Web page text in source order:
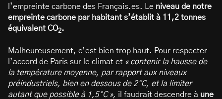
l’empreinte carbone des Français.es. Le niveau de notre
empreinte carbone par habitant s’établit à 11,2 tonnes
équivalent CO2.
Malheureusement, c’est bien trop haut. Pour respecter
l’accord de Paris sur le climat et « contenir la hausse de
la température moyenne, par rapport aux niveaux
préindustriels, bien en dessous de 2°C, et la limiter
autant que possible à 1,5°C », il faudrait descendre à une